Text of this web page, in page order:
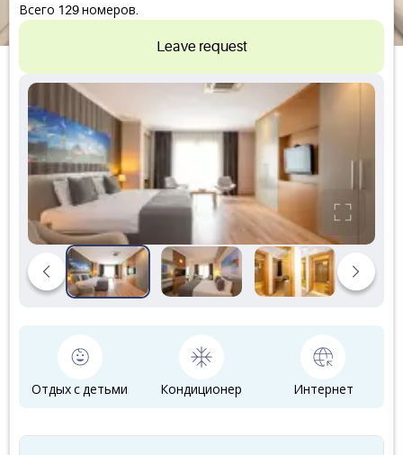
Всего 129 номеров.
Leave request
Отдых с детьми Кондиционер Интернет